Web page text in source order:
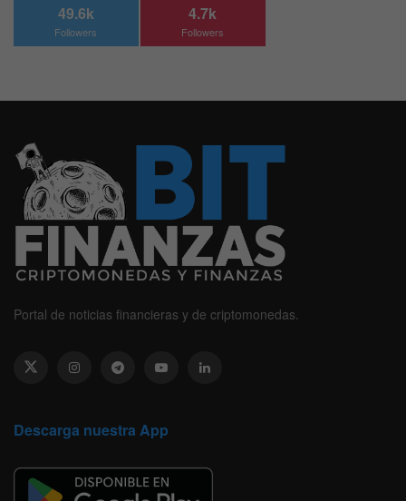
49.6k
Followers
4.7k
Followers
Portal de noticias financieras y de criptomonedas.
Descarga nuestra App